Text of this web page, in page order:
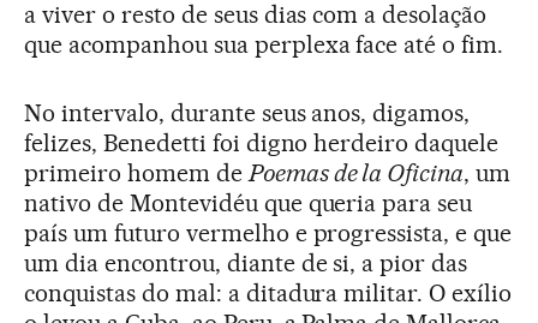
a viver o resto de seus dias com a desolação
que acompanhou sua perplexa face até o fim.
No intervalo, durante seus anos, digamos,
felizes, Benedetti foi digno herdeiro daquele
primeiro homem dePoemas de la Oficina, um
nativo de Montevidéu que queria para seu
país um futuro vermelho e progressista, e que
um dia encontrou, diante de si, a pior das
conquistas do mal: a ditadura militar. O exílio